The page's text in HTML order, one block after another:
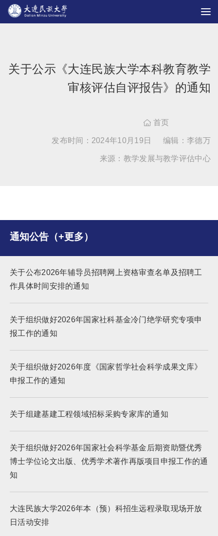
关于公示《大连民族大学本科教育教学
审核评估自评报告》的通知
 首页
发布时间：2024年10月19日 编辑：李德万
来源：教学发展与教学评估中心
通知公告（+更多）
关于公布2026年辅导员招聘网上资格审查名单及招聘工
作具体时间安排的通知
关于组织做好2026年国家社科基金冷门绝学研究专项申
报工作的通知
关于组织做好2026年度《国家哲学社会科学成果文库》
申报工作的通知
关于组建基建工程领域招标采购专家库的通知
关于组织做好2026年国家社会科学基金后期资助暨优秀
博士学位论文出版、优秀学术著作再版项目申报工作的通
知
大连民族大学2026年本（预）科招生远程录取现场开放
日活动安排